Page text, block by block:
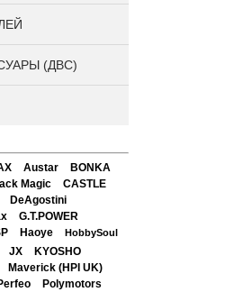
(ДВС)
Austar BONKA
Magic
CASTLE
DeAgostini
G.T.POWER
Haoye HobbySoul
JX KYOSHO
Maverick (HPI UK)
Polymotors